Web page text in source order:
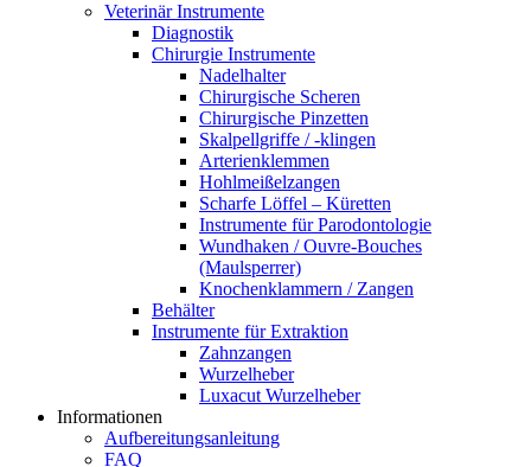
Veterinär Instrumente
Diagnostik
Chirurgie Instrumente
Nadelhalter
Chirurgische Scheren
Chirurgische Pinzetten
Skalpellgriffe / -klingen
Arterienklemmen
Hohlmeißelzangen
Scharfe Löffel – Küretten
Instrumente für Parodontologie
Wundhaken / Ouvre-Bouches
(Maulsperrer)
Knochenklammern / Zangen
Behälter
Instrumente für Extraktion
Zahnzangen
Wurzelheber
Luxacut Wurzelheber
Informationen
Aufbereitungsanleitung
FAQ